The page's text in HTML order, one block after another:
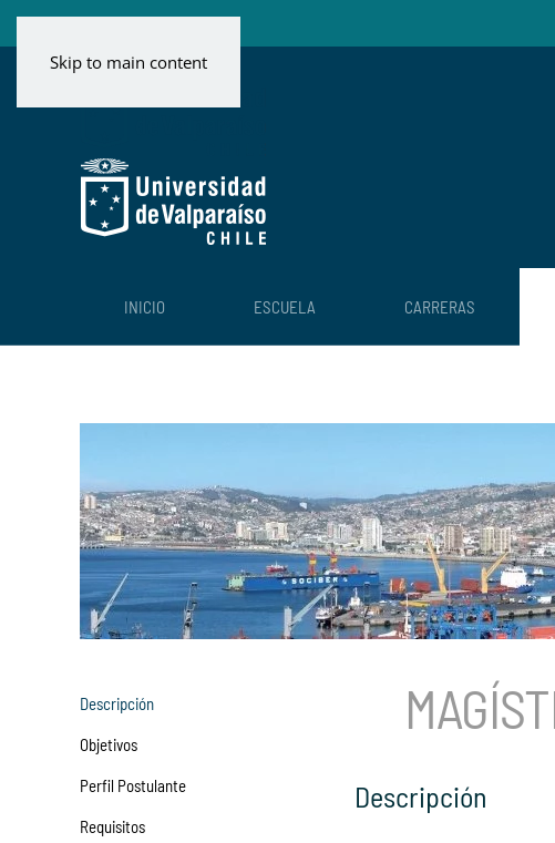
Skip to main content
INICIO ESCUELA CARRERAS
Descripción
Objetivos
Perfil Postulante
Requisitos
Descripción